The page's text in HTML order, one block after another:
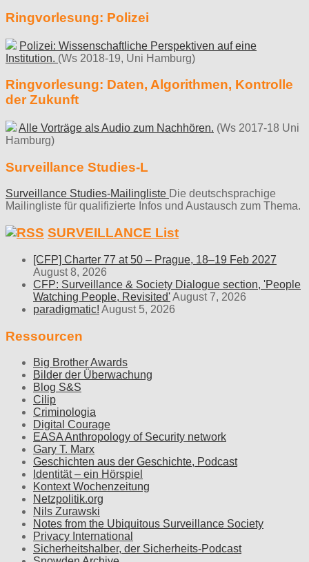
Ringvorlesung: Polizei
Polizei: Wissenschaftliche Perspektiven auf eine
Institution. (Ws 2018-19, Uni Hamburg)
Ringvorlesung: Daten, Algorithmen, Kontrolle
der Zukunft
Alle Vorträge als Audio zum Nachhören. (Ws 2017-18 Uni
Hamburg)
Surveillance Studies-L
Surveillance Studies-Mailingliste Die deutschsprachige
Mailingliste für qualifizierte Infos und Austausch zum Thema.
SURVEILLANCE List
[CFP] Charter 77 at 50 – Prague, 18–19 Feb 2027
August 8, 2026
CFP: Surveillance & Society Dialogue section, 'People
Watching People, Revisited'August 7, 2026
paradigmatic! August 5, 2026
Ressourcen
Big Brother Awards
Bilder der Überwachung
Blog S&S
Cilip
Criminologia
Digital Courage
EASA Anthropology of Security network
Gary T. Marx
Geschichten aus der Geschichte, Podcast
Identität – ein Hörspiel
Kontext Wochenzeitung
Netzpolitik.org
Nils Zurawski
Notes from the Ubiquitous Surveillance Society
Privacy International
Sicherheitshalber, der Sicherheits-Podcast